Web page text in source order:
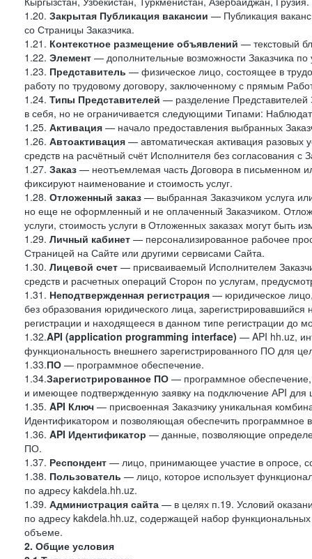
1.20. Закрытая Публикация вакансии — Публикация
со Страницы Заказчика.
1.21. Контекстное размещение объявлений — текстовый
1.22. Элемент — дополнительные возможности Заказчика
1.23. Представитель — физическое лицо, состоящее в
работу по трудовому договору, заключенному с прямым
1.24. Типы Представителей — разделение Представителей
в себя, но не ограничивается следующими Типами:
1.25. Активация — начало предоставления выбранных
1.26. Автоактивация — автоматическая активация разовых
средств на расчётный счёт Исполнителя без согласования с
1.27. Заказ — неотъемлемая часть Договора в письменном
фиксируют наименование и стоимость услуг.
1.28. Отложенный заказ — выбранная Заказчиком услуга
но еще не оформленный и не оплаченный Заказчиком.
услуги, стоимость услуги в Отложенных заказах могут
1.29. Личный кабинет — персонализированное рабочее
Страницей на Сайте или другими сервисами Сайта.
1.30. Лицевой счет — присваиваемый Исполнителем
средств и расчетных операций Сторон по услугам,
1.31. Неподтвержденная регистрация — юридическое
без образования юридического лица,
регистрации и находящееся в данном типе регистрации до
1.32.API (application programming interface) — API hh.uz,
функциональность внешнего зарегистрированного ПО для
1.33.ПО — программное обеспечение.
1.34.Зарегистрированное ПО — программное
и имеющее подтвержденную заявку на подключение АPI для
1.35. API Ключ — присвоенная Заказчику уникальная
Идентификатором и позволяющая обеспечить программное
1.36. API Идентификатор — данные, позволяющие
ПО.
1.37. Респондент — лицо, принимающее участие в опросе,
1.38. Пользователь — лицо, которое использует
по адресу kakdela.hh.uz.
1.39. Администрация сайта — в целях п.19. Условий
по адресу kakdela.hh.uz, содержащей набор
объеме.
2. Общие условия